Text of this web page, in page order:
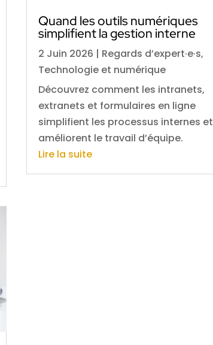
Quand les outils numériques
simplifient la gestion interne
2 Juin 2026 | Regards d’expert·e·s,
Technologie et numérique
Découvrez comment les intranets,
extranets et formulaires en ligne
simplifient les processus internes et
améliorent le travail d’équipe.
Lire la suite